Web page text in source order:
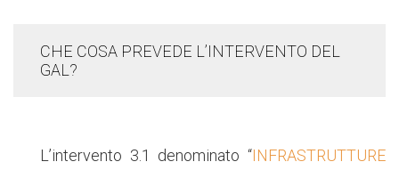
CHE COSA PREVEDE L’INTERVENTO DEL
GAL?
L’intervento 3.1 denominato “INFRASTRUTTURE